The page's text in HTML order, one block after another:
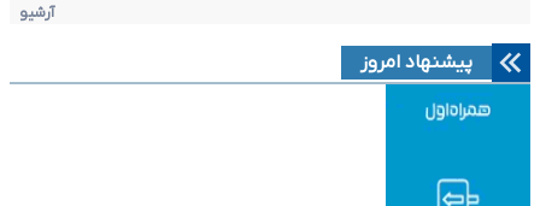
آرشیو
پیشنهاد امروز